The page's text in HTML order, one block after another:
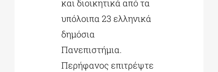
και διοικητικά από τα
υπόλοιπα 23 ελληνικά
δημόσια
Πανεπιστήμια.
Περήφανος επιτρέψτε